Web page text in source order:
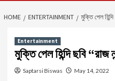
HOME ENTERTAINMENT মুক্তি পেল হিন্দি
Entertainment
মুক্তি পেল হিন্দি ছবি “রাজ
Saptarsi Biswas May 14, 2022